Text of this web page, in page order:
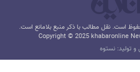
است. نقل مطالب با ذکر منبع بلامانع است.
Copyright © 2025 khabaronline
تولید: نستوه